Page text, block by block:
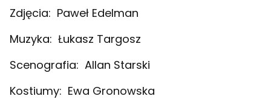
Zdjęcia: Paweł Edelman
Muzyka: Łukasz Targosz
Scenografia: Allan Starski
Kostiumy: Ewa Gronowska